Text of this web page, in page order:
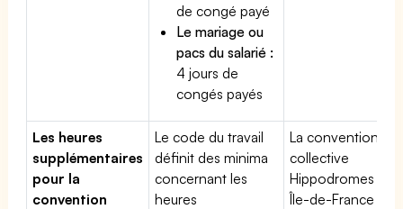
de congé payé
Le mariage ou
pacs du salarié :
4 jours de
congés payés
Les heures
supplémentaires
pour la
convention
Le code du travail
définit des minima
concernant les
heures
La convention
collective
Hippodromes
Île-de-France